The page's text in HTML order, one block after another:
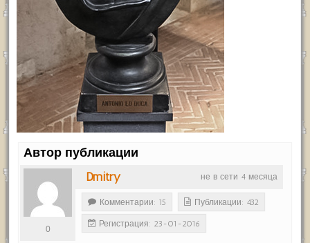
Автор публикации
не в сети 4 месяца
Dmitry
0
Комментарии: 15 Публикации: 432
Регистрация: 23-01-2016